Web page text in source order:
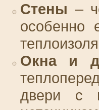
Стены –
особенно
Окна и
двери с